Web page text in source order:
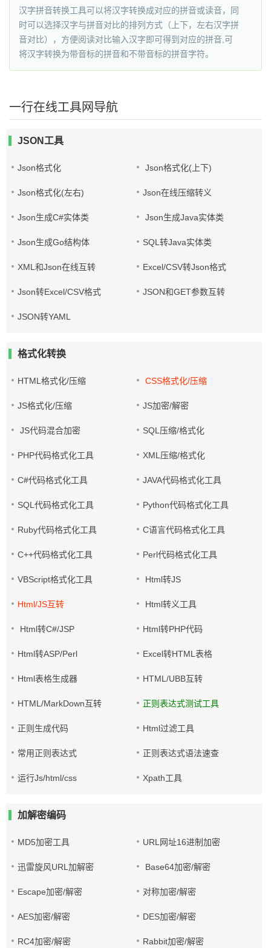
汉字拼音转换工具可以将汉字转换成对应的拼音或读音，同
时可以选择汉字与拼音对比的排列方式（上下，左右汉字拼
音对比），方便阅读对比输入汉字即可得到对应的拼音,可
将汉字转换为带音标的拼音和不带音标的拼音字符。
一行在线工具网导航
JSON工具
Json格式化 Json格式化(上下)
Json格式化(左右) Json在线压缩转义
Json生成C#实体类 Json生成Java实体类
Json生成Go结构体 SQL转Java实体类
XML和Json在线互转 Excel/CSV转Json格式
Json转Excel/CSV格式 JSON和GET参数互转
JSON转YAML
格式化转换
HTML格式化/压缩 CSS格式化/压缩
JS格式化/压缩 JS加密/解密
JS代码混合加密 SQL压缩/格式化
PHP代码格式化工具 XML压缩/格式化
C#代码格式化工具 JAVA代码格式化工具
SQL代码格式化工具 Python代码格式化工具
Ruby代码格式化工具 C语言代码格式化工具
C++代码格式化工具 Perl代码格式化工具
VBScript格式化工具 Html转JS
Html/JS互转 Html转义工具
Html转C#/JSP Html转PHP代码
Html转ASP/Perl Excel转HTML表格
Html表格生成器 HTML/UBB互转
HTML/MarkDown互转 正则表达式测试工具
正则生成代码 Html过滤工具
常用正则表达式 正则表达式语法速查
运行Js/html/css Xpath工具
加解密编码
MD5加密工具 URL网址16进制加密
迅雷旋风URL加解密 Base64加密/解密
Escape加密/解密 对称加密/解密
AES加密/解密 DES加密/解密
RC4加密/解密 Rabbit加密/解密